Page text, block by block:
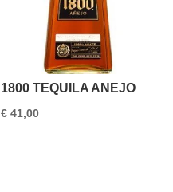
1800 TEQUILA ANEJO
€ 41,00